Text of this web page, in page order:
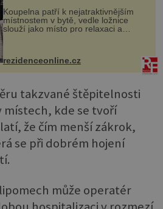
Koupelna patří k nejatraktivnějším
místnostem v bytě, vedle ložnice
slouží jako místo pro relaxaci a
odpočinek. Koupelnový textil –
ručníky, osušky a koberečky –
mohou jako mávnutím kouzelného
proutku...
rezidenceonline.cz
takzvané štěpitelnosti
místech, kde se tvoří
že čím menší zákrok,
se při dobrém hojení
může operatér